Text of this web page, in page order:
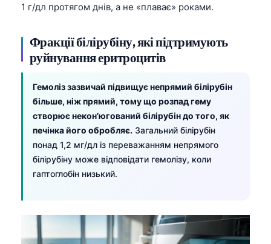
1 г/дл протягом днів, а не «плаває» роками.
Фракції білірубіну, які підтримують
руйнування еритроцитів
Гемоліз зазвичай підвищує непрямий білірубін
більше, ніж прямий, тому що розпад гему
створює некон’югований білірубін до того, як
печінка його обробляє. Загальний білірубін
понад 1,2 мг/дл із переважанням непрямого
білірубіну може відповідати гемолізу, коли
гаптоглобін низький.